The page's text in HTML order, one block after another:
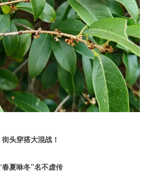
街头穿搭大混战！
春夏咻冬”名不虚传